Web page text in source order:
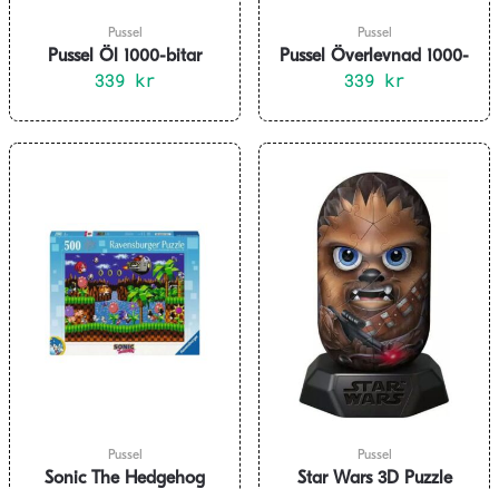
Pussel
Pussel Öl 1000-bitar
339 kr
Pussel
Pussel Överlevnad 1000-
bitar
339 kr
Pussel
Sonic The Hedgehog
Pussel
Star Wars 3D Puzzle